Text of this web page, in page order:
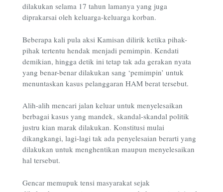
dilakukan selama 17 tahun lamanya yang juga
diprakarsai oleh keluarga-keluarga korban.
Beberapa kali pula aksi Kamisan dilirik ketika pihak-
pihak tertentu hendak menjadi pemimpin. Kendati
demikian, hingga detik ini tetap tak ada gerakan nyata
yang benar-benar dilakukan sang ‘pemimpin’ untuk
menuntaskan kasus pelanggaran HAM berat tersebut.
Alih-alih mencari jalan keluar untuk menyelesaikan
berbagai kasus yang mandek, skandal-skandal politik
justru kian marak dilakukan. Konstitusi mulai
dikangkangi, lagi-lagi tak ada penyelesaian berarti yang
dilakukan untuk menghentikan maupun menyelesaikan
hal tersebut.
Gencar memupuk tensi masyarakat sejak